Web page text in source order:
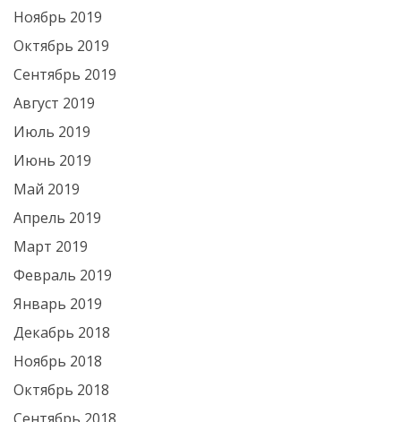
Ноябрь 2019
Октябрь 2019
Сентябрь 2019
Август 2019
Июль 2019
Июнь 2019
Май 2019
Апрель 2019
Март 2019
Февраль 2019
Январь 2019
Декабрь 2018
Ноябрь 2018
Октябрь 2018